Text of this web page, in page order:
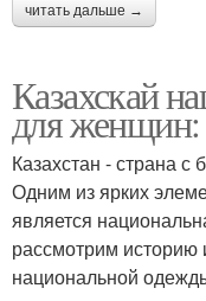
читать дальше →
Казахскай
для женщин:
Казахстан - страна с
Одним из ярких
является
рассмотрим историю
национальной